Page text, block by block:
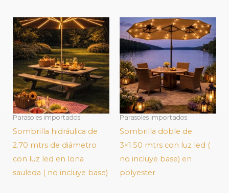
Parasoles importados
Sombrilla hidráulica de
2.70 mtrs de diámetro
con luz led en lona
sauleda ( no incluye base)
Parasoles importados
Sombrilla doble de
3×1.50 mtrs con luz led (
no incluye base) en
polyester